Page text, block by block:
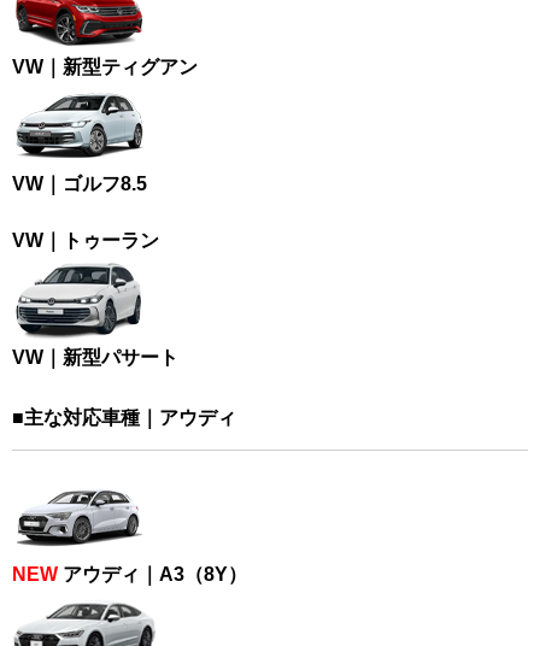
VW｜新型ティグアン
VW｜ゴルフ8.5
VW｜トゥーラン
VW｜新型パサート
■主な対応車種｜アウディ
NEW アウディ｜A3（8Y）